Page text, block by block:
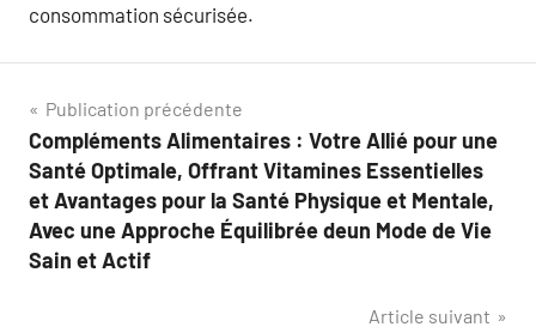
consommation sécurisée.
Navigation
de
l’article
Publication précédente
Compléments Alimentaires : Votre Allié pour une
Santé Optimale, Offrant Vitamines Essentielles
et Avantages pour la Santé Physique et Mentale,
Avec une Approche Équilibrée deun Mode de Vie
Sain et Actif
Article suivant